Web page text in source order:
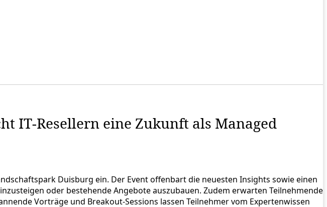
IT-Resellern eine Zukunft als Managed
Duisburg ein. Der Event offenbart die neuesten Insights sowie einen
oder bestehende Angebote auszubauen. Zudem erwarten Teilnehmende
Vorträge und Breakout-Sessions lassen Teilnehmer vom Expertenwissen